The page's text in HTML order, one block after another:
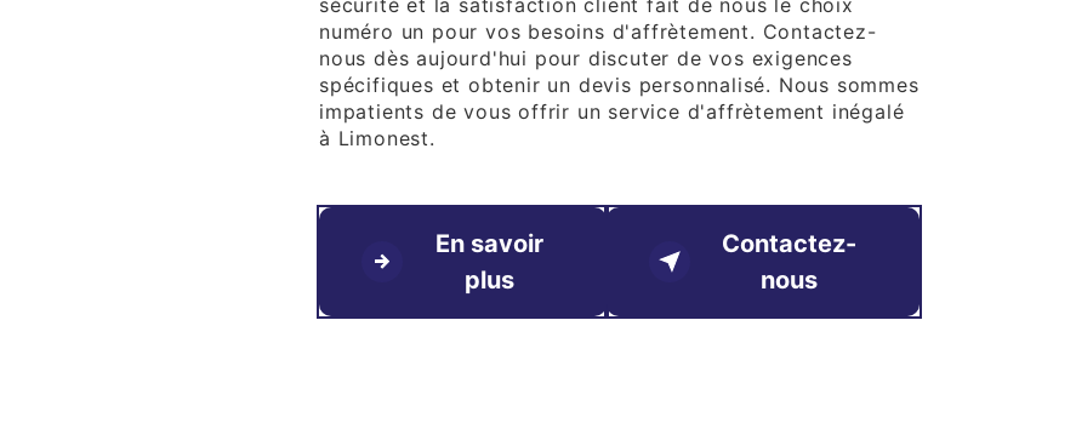
sécurité et la satisfaction client fait de nous le choix
numéro un pour vos besoins d'affrètement. Contactez-
nous dès aujourd'hui pour discuter de vos exigences
spécifiques et obtenir un devis personnalisé. Nous sommes
impatients de vous offrir un service d'affrètement inégalé
à Limonest.
En savoir
plus
Contactez-
nous